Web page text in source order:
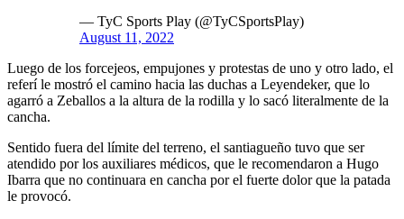
— TyC Sports Play (@TyCSportsPlay)
August 11, 2022
Luego de los forcejeos, empujones y protestas de uno y otro lado, el
referí le mostró el camino hacia las duchas a Leyendeker, que lo
agarró a Zeballos a la altura de la rodilla y lo sacó literalmente de la
cancha.
Sentido fuera del límite del terreno, el santiagueño tuvo que ser
atendido por los auxiliares médicos, que le recomendaron a Hugo
Ibarra que no continuara en cancha por el fuerte dolor que la patada
le provocó.